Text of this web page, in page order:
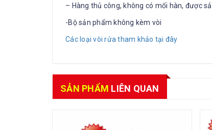
– Hàng thủ công, không có mối hàn, được
-Bộ sản phẩm không kèm vòi
Các loại vòi rửa tham khảo tại đây
SẢN PHẨM LIÊN QUAN